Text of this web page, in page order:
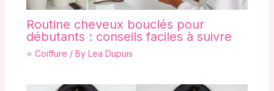
Routine cheveux bouclés pour
débutants : conseils faciles à suivre
⭐ Coiffure / By Lea Dupuis